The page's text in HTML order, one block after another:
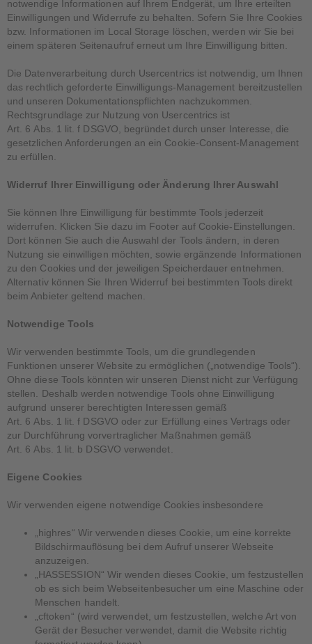
notwendige Informationen auf Ihrem Endgerät, um Ihre erteilten
Einwilligungen und Widerrufe zu behalten. Sofern Sie Ihre Cookies
bzw. Informationen im Local Storage löschen, werden wir Sie bei
einem späteren Seitenaufruf erneut um Ihre Einwilligung bitten.
Die Datenverarbeitung durch Usercentrics ist notwendig, um Ihnen
das rechtlich geforderte Einwilligungs-Management bereitzustellen
und unseren Dokumentationspflichten nachzukommen.
Rechtsgrundlage zur Nutzung von Usercentrics ist
Art. 6 Abs. 1 lit. f DSGVO, begründet durch unser Interesse, die
gesetzlichen Anforderungen an ein Cookie-Consent-Management
zu erfüllen.
Widerruf Ihrer Einwilligung oder Änderung Ihrer Auswahl
Sie können Ihre Einwilligung für bestimmte Tools jederzeit
widerrufen. Klicken Sie dazu im Footer auf Cookie-Einstellungen.
Dort können Sie auch die Auswahl der Tools ändern, in deren
Nutzung sie einwilligen möchten, sowie ergänzende Informationen
zu den Cookies und der jeweiligen Speicherdauer entnehmen.
Alternativ können Sie Ihren Widerruf bei bestimmten Tools direkt
beim Anbieter geltend machen.
Notwendige Tools
Wir verwenden bestimmte Tools, um die grundlegenden
Funktionen unserer Website zu ermöglichen („notwendige Tools“).
Ohne diese Tools könnten wir unseren Dienst nicht zur Verfügung
stellen. Deshalb werden notwendige Tools ohne Einwilligung
aufgrund unserer berechtigten Interessen gemäß
Art. 6 Abs. 1 lit. f DSGVO oder zur Erfüllung eines Vertrags oder
zur Durchführung vorvertraglicher Maßnahmen gemäß
Art. 6 Abs. 1 lit. b DSGVO verwendet.
Eigene Cookies
Wir verwenden eigene notwendige Cookies insbesondere
„highres“ Wir verwenden dieses Cookie, um eine korrekte
Bildschirmauflösung bei dem Aufruf unserer Webseite
anzuzeigen.
„HASSESSION“ Wir wenden dieses Cookie, um festzustellen
ob es sich beim Webseitenbesucher um eine Maschine oder
Menschen handelt.
„cftoken“ (wird verwendet, um festzustellen, welche Art von
Gerät der Besucher verwendet, damit die Website richtig